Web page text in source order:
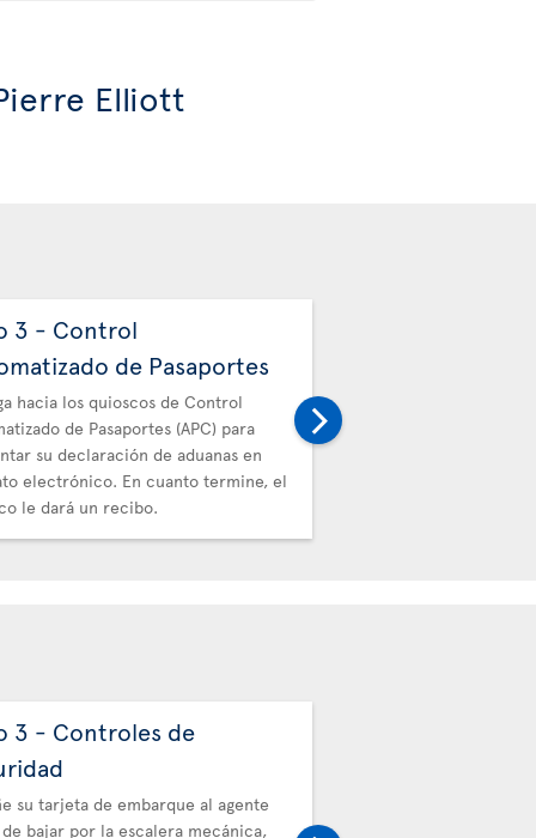
Elliott
3 - Control
de Pasaportes
hacia los quioscos de Control
de Pasaportes (APC) para
su declaración de aduanas en
electrónico. En cuanto termine, el
le dará un recibo.
3 - Controles de
su tarjeta de embarque al agente
de bajar por la escalera mecánica,